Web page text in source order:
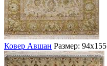
Ковер Авшан Размер: 94х155